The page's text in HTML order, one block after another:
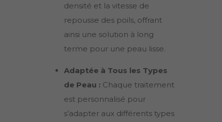
densité et la vitesse de
repousse des poils, offrant
ainsi une solution à long
terme pour une peau lisse.
Adaptée à Tous les Types
de Peau : Chaque traitement
est personnalisé pour
s’adapter aux différents types